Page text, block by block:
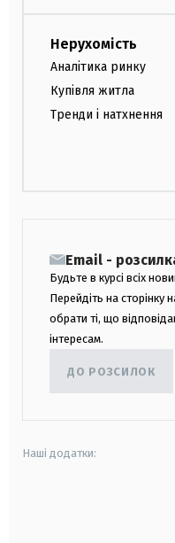
Нерухомість
Аналітика ринку
Купівля житла
Тренди і натхнення
Email -
Будьте в курсі всіх
Перейдіть на сторінку
обрати ті, що
інтересам.
ДО РОЗСИЛОК
Наші додатки: